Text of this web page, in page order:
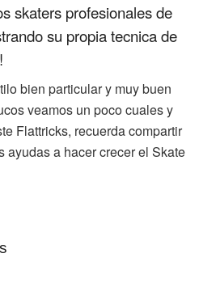
skaters profesionales de
su propia tecnica de
bien particular y muy buen
veamos un poco cuales y
Flattricks, recuerda compartir
ayudas a hacer crecer el Skate